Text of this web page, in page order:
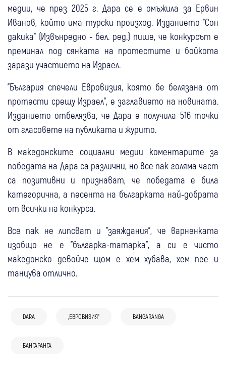
медии, че през 2025 г. Дара се е омъжила за Ервин
Иванов, който има турски произход. Изданието "Сон
дакика" (Извънредно - бел. ред.) пише, че конкурсът е
преминал под сянката на протестите и бойкота
зарази участието на Израел.
"България спечели Евровизия, която бе белязана от
протести срещу Израел", е заглавието на новината.
Изданието отбелязва, че Дара е получила 516 точки
от гласовете на публиката и журито.
В македонските социални медии коментарите за
победата на Дара са различни, но все пак голяма част
са позитивни и признават, че победата е била
категорична, а песента на българката най-добрата
от всички на конкурса.
Все пак не липсват и "заяждания", че варненката
изобщо не е "българка-татарка", а си е чисто
македонско девойче щом е хем хубава, хем пее и
танцува отлично.
DARA „ЕВРОВИЗИЯ” BANGARANGA
БАНГАРАНГА
“Евровизия“
България
Bangaranga в Министерски съвет:
Брезник